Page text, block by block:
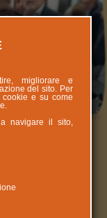
per
migliorare e
del sito. Per
e su come
.
navigare il sito,